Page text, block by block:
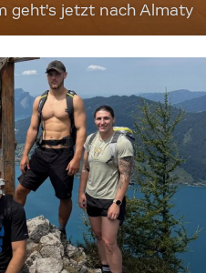
geht's jetzt nach Almaty